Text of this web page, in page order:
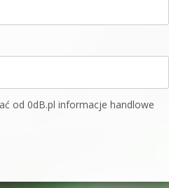
od 0dB.pl informacje handlowe